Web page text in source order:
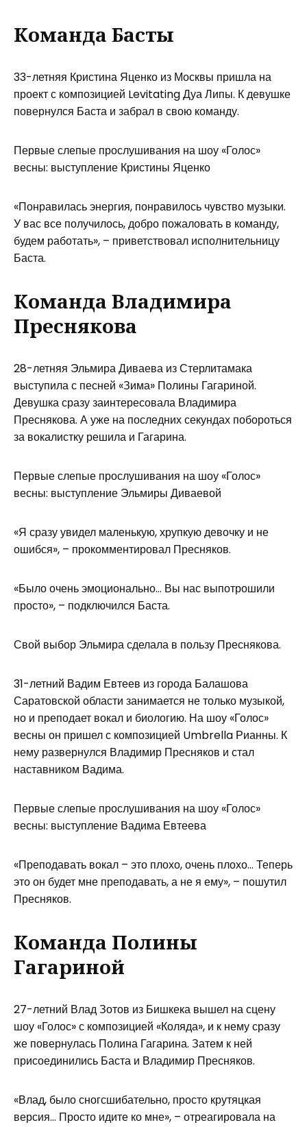
Команда Басты
33-летняя Кристина Яценко из Москвы пришла на
проект с композицией Levitating Дуа Липы. К девушке
повернулся Баста и забрал в свою команду.
Первые слепые прослушивания на шоу «Голос»
весны: выступление Кристины Яценко
«Понравилась энергия, понравилось чувство музыки.
У вас все получилось, добро пожаловать в команду,
будем работать», – приветствовал исполнительницу
Баста.
Команда Владимира
Преснякова
28-летняя Эльмира Диваева из Стерлитамака
выступила с песней «Зима» Полины Гагариной.
Девушка сразу заинтересовала Владимира
Преснякова. А уже на последних секундах побороться
за вокалистку решила и Гагарина.
Первые слепые прослушивания на шоу «Голос»
весны: выступление Эльмиры Диваевой
«Я сразу увидел маленькую, хрупкую девочку и не
ошибся», – прокомментировал Пресняков.
«Было очень эмоционально… Вы нас выпотрошили
просто», – подключился Баста.
Свой выбор Эльмира сделала в пользу Преснякова.
31-летний Вадим Евтеев из города Балашова
Саратовской области занимается не только музыкой,
но и преподает вокал и биологию. На шоу «Голос»
весны он пришел с композицией Umbrella Рианны. К
нему развернулся Владимир Пресняков и стал
наставником Вадима.
Первые слепые прослушивания на шоу «Голос»
весны: выступление Вадима Евтеева
«Преподавать вокал – это плохо, очень плохо… Теперь
это он будет мне преподавать, а не я ему», – пошутил
Пресняков.
Команда Полины
Гагариной
27-летний Влад Зотов из Бишкека вышел на сцену
шоу «Голос» с композицией «Коляда», и к нему сразу
же повернулась Полина Гагарина. Затем к ней
присоединились Баста и Владимир Пресняков.
«Влад, было сногсшибательно, просто крутяцкая
версия… Просто идите ко мне», – отреагировала на